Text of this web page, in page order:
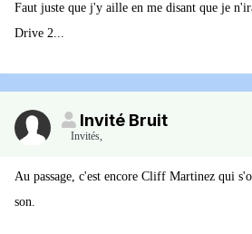
Faut juste que j'y aille en me disant que je
Drive 2...
Invité Bruit
Invités,
Au passage, c'est encore Cliff Martinez qui
son.